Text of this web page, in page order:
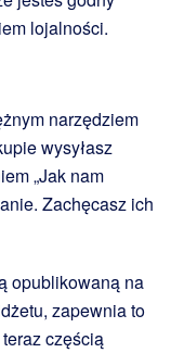
lojalności.
narzędziem
wysyłasz
„Jak nam
Zachęcasz ich
opublikowaną na
zapewnia to
częścią